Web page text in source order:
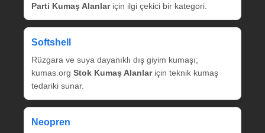
Parti Kumaş Alanlariçin ilgi çekici bir kategori.
Softshell
Rüzgara ve suya dayanıklı dış giyim kumaşı;
kumas.org Stok Kumaş Alanlariçin teknik kumaş
tedariki sunar.
Neopren